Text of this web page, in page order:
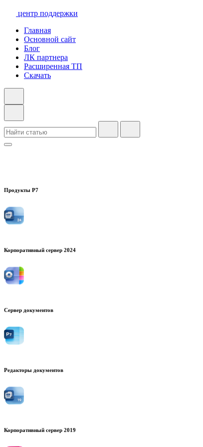
центр поддержки
Главная
Основной сайт
Блог
ЛК партнера
Расширенная ТП
Скачать
Продукты Р7
Корпоративный сервер 2024
Сервер документов
Редакторы документов
Корпоративный сервер 2019